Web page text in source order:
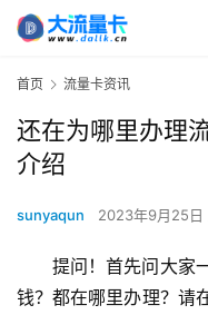
首页 流量卡资讯
还在为哪里办理
介绍
sunyaqun 2023年9月25日
提问！首先问大家
钱？都在哪里办理？请